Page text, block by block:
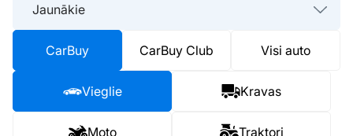
Jaunākie
CarBuy CarBuy Club Visi auto
Vieglie Kravas
Moto Traktori